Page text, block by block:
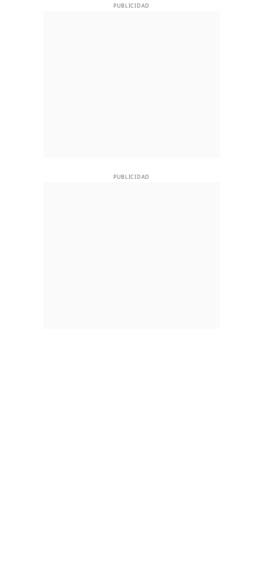
PUBLICIDAD
PUBLICIDAD